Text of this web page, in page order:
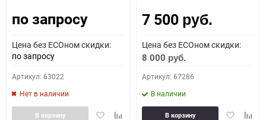
по запросу
Цена без ECOном скидки:
по запросу
Артикул: 63022
Нет в наличии
ДобавитьДобавить
В корзину
7 500 руб.
Цена без ECOном скидки:
8 000 руб.
Артикул: 67286
В наличии
Добавить
В корзину